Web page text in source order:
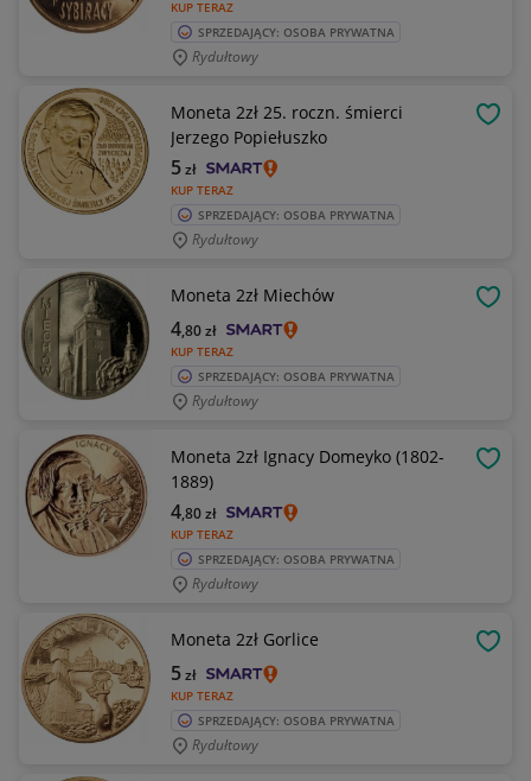
KUP TERAZ
SPRZEDAJĄCY: OSOBA PRYWATNA
Rydułtowy
Moneta 2zł 25. roczn. śmierci
Jerzego Popiełuszko
KUP TERAZ
5zł
SPRZEDAJĄCY: OSOBA PRYWATNA
Rydułtowy
Moneta 2zł Miechów
KUP TERAZ
4,80zł
SPRZEDAJĄCY: OSOBA PRYWATNA
Rydułtowy
Moneta 2zł Ignacy Domeyko (1802-
1889)
KUP TERAZ
4,80zł
SPRZEDAJĄCY: OSOBA PRYWATNA
Rydułtowy
Moneta 2zł Gorlice
KUP TERAZ
5zł
SPRZEDAJĄCY: OSOBA PRYWATNA
Rydułtowy